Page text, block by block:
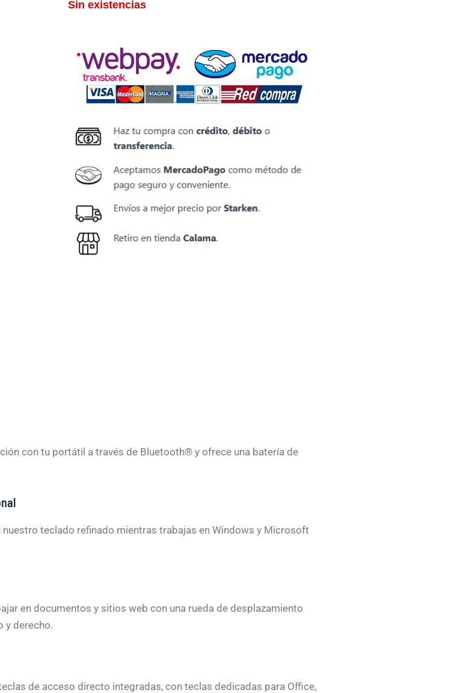
Sin existencias
con tu portátil a través de Bluetooth® y ofrece una batería de
teclado refinado mientras trabajas en Windows y Microsoft
en documentos y sitios web con una rueda de desplazamiento
y derecho.
de acceso directo integradas, con teclas dedicadas para Office,